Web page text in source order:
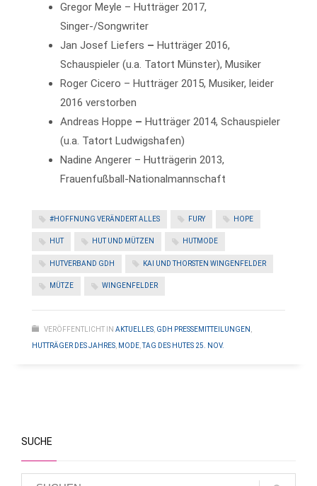
Gregor Meyle – Hutträger 2017,
Singer-/Songwriter
Jan Josef Liefers – Hutträger 2016,
Schauspieler (u.a. Tatort Münster), Musiker
Roger Cicero – Hutträger 2015, Musiker, leider
2016 verstorben
Andreas Hoppe – Hutträger 2014, Schauspieler
(u.a. Tatort Ludwigshafen)
Nadine Angerer – Hutträgerin 2013,
Frauenfußball-Nationalmannschaft
#HOFFNUNG VERÄNDERT ALLES FURY HOPE
HUT HUT UND MÜTZEN HUTMODE
HUTVERBAND GDH KAI UND THORSTEN WINGENFELDER
MÜTZE WINGENFELDER
VERÖFFENTLICHT IN AKTUELLES GDH PRESSEMITTEILUNGEN
HUTTRÄGER DES JAHRES MODE ,TAG DES HUTES 25. NOV.
SUCHE